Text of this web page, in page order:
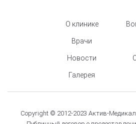
О клинике
Врачи
Новости
Галерея
Copyright © 2012-2023 Актив-